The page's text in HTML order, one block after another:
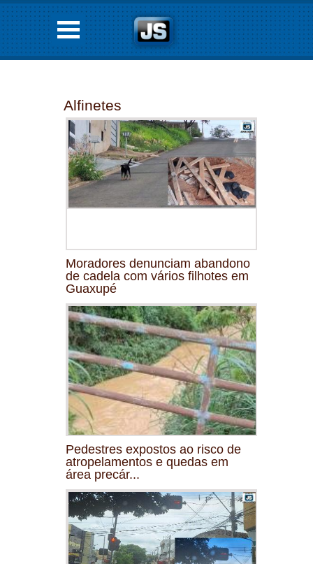
Alfinetes
Moradores denunciam abandono
de cadela com vários filhotes em
Guaxupé
Pedestres expostos ao risco de
atropelamentos e quedas em
área precár...